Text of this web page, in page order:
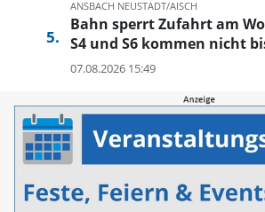
ANSBACH NEUSTADT/AISCH
Bahn sperrt Zufahrt am
S4 und S6 kommen nicht
07.08.2026 15:49